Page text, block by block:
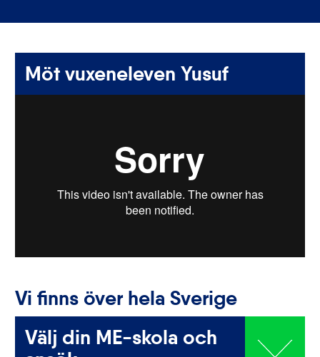
Möt vuxeneleven Yusuf
Vi finns över hela Sverige
Välj din ME-skola och